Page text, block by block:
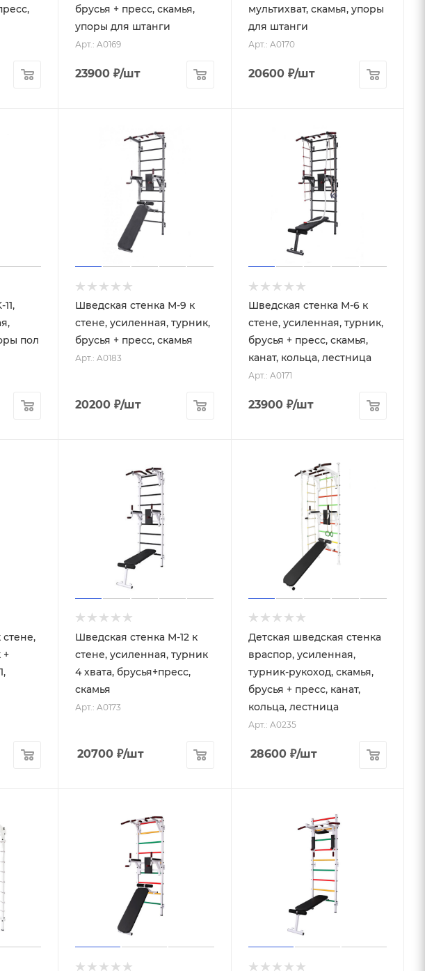
брусья + пресс, скамья,
упоры для штанги
Арт.: A0169
23900 ₽/шт
мультихват, скамья, упоры
для штанги
Арт.: A0170
20600₽/шт
пол
Шведская стенка М-9 к
стене, усиленная, турник,
брусья + пресс, скамья
Арт.: A0183
20200 ₽/шт
Шведская стенка М-6 к
стене, усиленная, турник,
брусья + пресс, скамья,
канат, кольца, лестница
Арт.: A0171
23900₽/шт
+
Шведская стенка М-12 к
стене, усиленная, турник
4 хвата, брусья+пресс,
скамья
Арт.: A0173
20700 ₽/шт
Детская шведская стенка
враспор, усиленная,
турник-рукоход, скамья,
брусья + пресс, канат,
кольца, лестница
Арт.: A0235
28600₽/шт